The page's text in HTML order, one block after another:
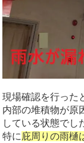
現場確認を行った
内部の堆積物が原
している状態でし
特に 庇周りの雨樋